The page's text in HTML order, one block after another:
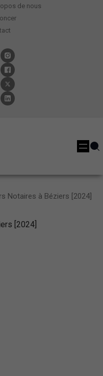
de nous
Notaires à Béziers [2024]